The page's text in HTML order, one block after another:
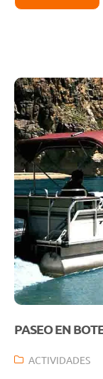
PASEO EN
ACTIVIDADES